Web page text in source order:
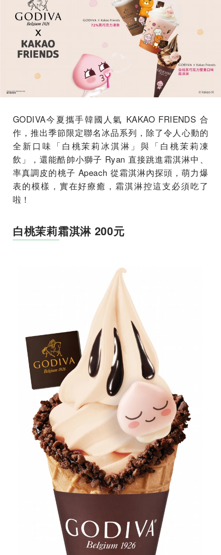
GODIVA今夏攜手韓國人氣 KAKAO FRIENDS 合
作，推出季節限定聯名冰品系列，除了令人心動的
全新口味「白桃茉莉冰淇淋」與「白桃茉莉凍
飲」，還能酷帥小獅子 Ryan 直接跳進霜淇淋中、
率真調皮的桃子 Apeach 從霜淇淋內探頭，萌力爆
表的模樣，實在好療癒，霜淇淋控這支必須吃了
啦！
白桃茉莉霜淇淋 200元